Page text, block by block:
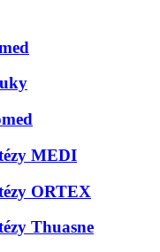
MEDI
ORTEX
Thuasne